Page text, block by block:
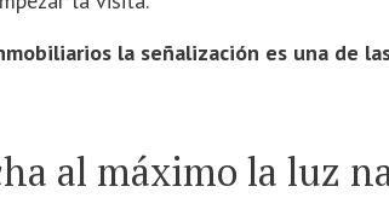
la señalización es una de
al máximo la luz